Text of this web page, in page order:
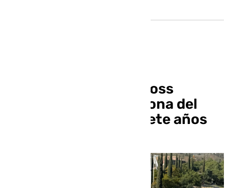
La malagueña Ana Gross
Paneque, una campeona del
mundo de Golf con siete años